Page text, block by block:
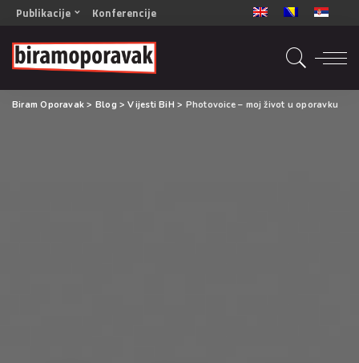
Publikacije
OPORAVAK- Naš zajednički cilj BiH/CG
OPORAVAK- Naš zajednički cilj SRB
RECOVERY- Our common goal ENG
OPORAVAK- Naš zajednički cilj 2
Konferencije
Biram Oporavak > Blog >Vijesti BiH > Photovoice – moj život u oporavku